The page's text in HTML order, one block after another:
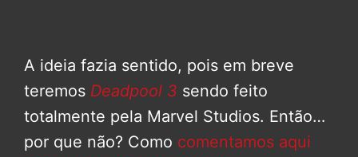
A ideia fazia sentido, pois em breve
teremos Deadpool 3 sendo feito
totalmente pela Marvel Studios. Então…
por que não? Como comentamos aqui